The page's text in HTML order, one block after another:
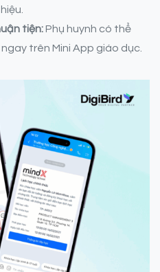
tiện:Phụ huynh có thể
trên Mini App giáo dục.